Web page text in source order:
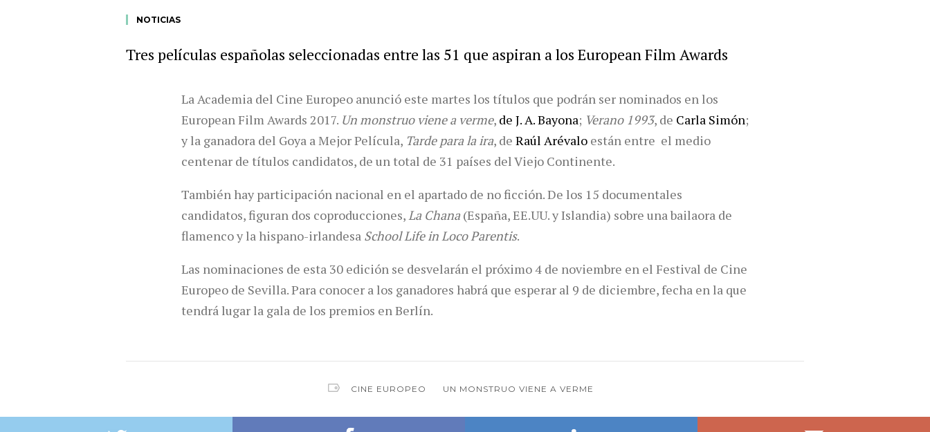
NOTICIAS
Tres películas españolas seleccionadas entre las 51 que aspiran a los European Film Awards
La Academia del Cine Europeo anunció este martes los títulos que podrán ser nominados en los
European Film Awards 2017. Un monstruo viene a verme, de J. A. Bayona; Verano 1993, de Carla Simón;
y la ganadora del Goya a Mejor Película, Tarde para la ira, de Raúl Arévalo están entre el medio
centenar de títulos candidatos, de un total de 31 países del Viejo Continente.
También hay participación nacional en el apartado de no ficción. De los 15 documentales
candidatos, figuran dos coproducciones,La Chana(España, EE.UU. y Islandia) sobre una bailaora de
flamenco y la hispano-irlandesa School Life in Loco Parentis.
Las nominaciones de esta 30 edición se desvelarán el próximo 4 de noviembre en el Festival de Cine
Europeo de Sevilla. Para conocer a los ganadores habrá que esperar al 9 de diciembre, fecha en la que
tendrá lugar la gala de los premios en Berlín.
CINE EUROPEO UN MONSTRUO VIENE A VERME